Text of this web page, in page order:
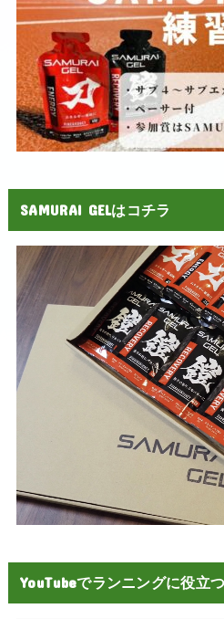
SAMURAI GELはコチラ
YouTubeでランニングに役立